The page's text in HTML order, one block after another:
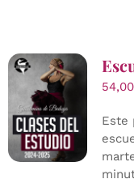
54,00
Este